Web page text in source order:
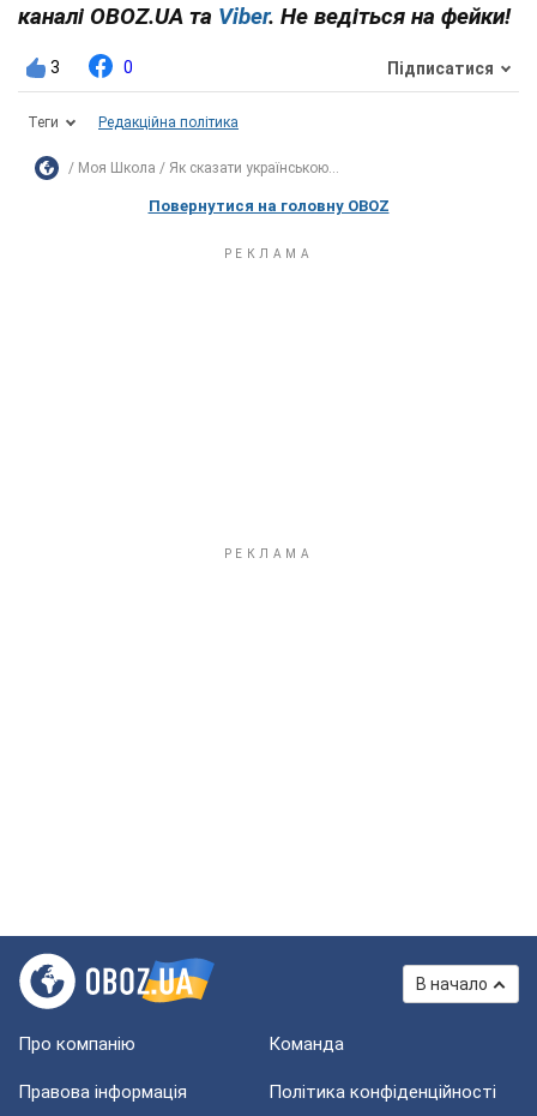
каналі OBOZ.UA та Viber. Не ведіться на фейки!
3 0 Підписатися
Теги Редакційна політика
Моя Школа Як сказати українською...
Повернутися на головну OBOZ
В начало
Про компанію Команда
Правова інформація Політика конфіденційності